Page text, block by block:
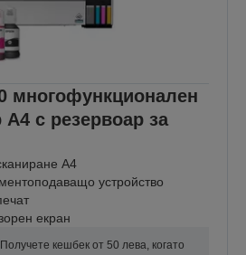
многофункционален
с резервоар за
А4
устройство
екран
кешбек от 50 лева, когато